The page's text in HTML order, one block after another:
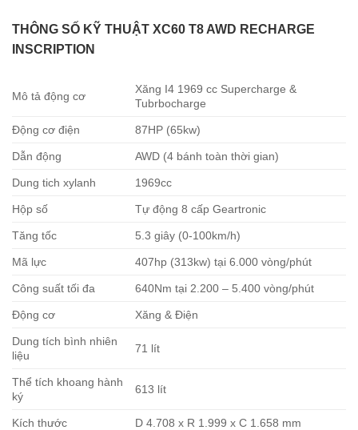
THÔNG SỐ KỸ THUẬT XC60 T8 AWD RECHARGE
INSCRIPTION
Mô tả động cơ
Xăng I4 1969 cc Supercharge &
Tubrbocharge
Động cơ điện 87HP (65kw)
Dẫn động AWD (4 bánh toàn thời gian)
Dung tich xylanh 1969cc
Hộp số Tự động 8 cấp Geartronic
Tăng tốc 5.3 giây (0-100km/h)
Mã lực 407hp (313kw) tại 6.000 vòng/phút
Công suất tối đa 640Nm tại 2.200 – 5.400 vòng/phút
Động cơ Xăng & Điện
Dung tích bình nhiên
liệu
71 lít
Thể tích khoang hành
ký
613 lít
Kích thước D 4.708 x R 1.999 x C 1.658 mm